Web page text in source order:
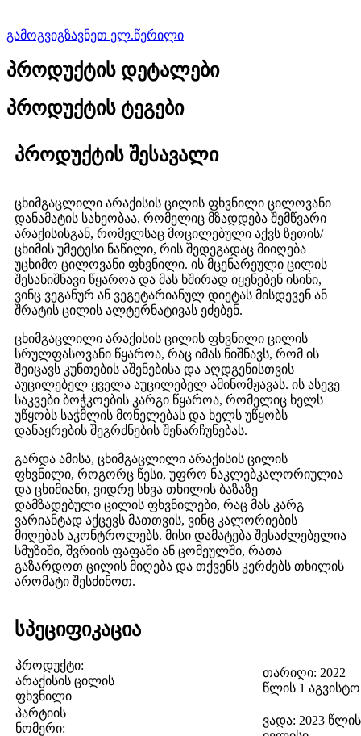
გამოგვიგზავნეთ ელ.წერილი
პროდუქტის დეტალები
პროდუქტის ტეგები
პროდუქტის შესავალი
ცხიმგაცლილი არაქისის ცილის ფხვნილი ცილოვანი
დანამატის სახეობაა, რომელიც მზადდება შემწვარი
არაქისისგან, რომელსაც მოცილებული აქვს ზეთის/
ცხიმის უმეტესი ნაწილი, რის შედეგადაც მიიღება
უცხიმო ცილოვანი ფხვნილი. ის მცენარეული ცილის
შესანიშნავი წყაროა და მას ხშირად იყენებენ ისინი,
ვინც ვეგანურ ან ვეგეტარიანულ დიეტას მისდევენ ან
შრატის ცილის ალტერნატივას ეძებენ.
ცხიმგაცლილი არაქისის ცილის ფხვნილი ცილის
სრულფასოვანი წყაროა, რაც იმას ნიშნავს, რომ ის
შეიცავს კუნთების აშენებისა და აღდგენისთვის
აუცილებელ ყველა აუცილებელ ამინომჟავას. ის ასევე
საკვები ბოჭკოების კარგი წყაროა, რომელიც ხელს
უწყობს საჭმლის მონელებას და ხელს უწყობს
დანაყრების შეგრძნების შენარჩუნებას.
გარდა ამისა, ცხიმგაცლილი არაქისის ცილის
ფხვნილი, როგორც წესი, უფრო ნაკლებკალორიულია
და ცხიმიანი, ვიდრე სხვა თხილის ბაზაზე
დამზადებული ცილის ფხვნილები, რაც მას კარგ
ვარიანტად აქცევს მათთვის, ვინც კალორიების
მიღებას აკონტროლებს. მისი დამატება შესაძლებელია
სმუზიში, შვრიის ფაფაში ან ცომეულში, რათა
გაზარდოთ ცილის მიღება და თქვენს კერძებს თხილის
არომატი შესძინოთ.
სპეციფიკაცია
პროდუქტი:
არაქისის ცილის
ფხვნილი
თარიღი: 2022
წლის 1 აგვისტო
პარტიის
ნომერი:
ვადა: 2023